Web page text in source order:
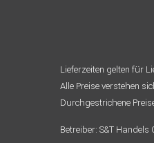
Lieferzeiten gelten für
Alle Preise verstehen
Durchgestrichene
Betreiber: S&T